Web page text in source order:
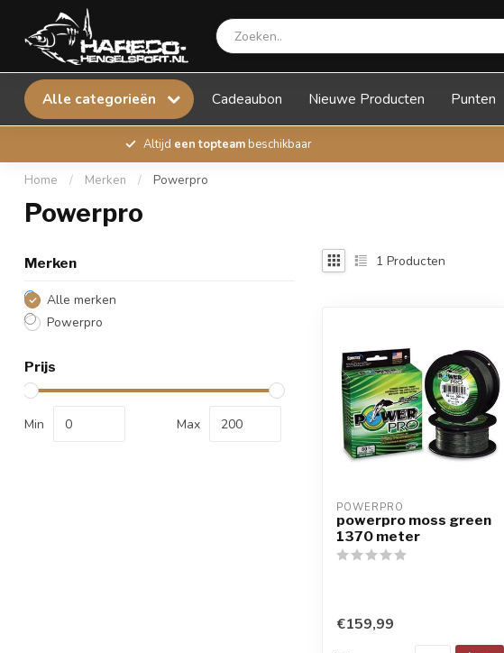
Alle categorieën Cadeaubon Nieuwe Producten Punten
Altijd een topteambeschikbaar
Home / Merken / Powerpro
Powerpro
Merken
Alle merken
Powerpro
Prijs
Min Max
1 Producten
POWERPRO
powerpro moss green
1370 meter
€159,99